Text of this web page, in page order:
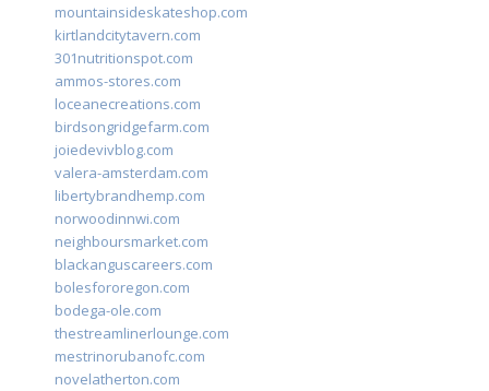
mountainsideskateshop.com
kirtlandcitytavern.com
301nutritionspot.com
ammos-stores.com
loceanecreations.com
birdsongridgefarm.com
joiedevivblog.com
valera-amsterdam.com
libertybrandhemp.com
norwoodinnwi.com
neighboursmarket.com
blackanguscareers.com
bolesfororegon.com
bodega-ole.com
thestreamlinerlounge.com
mestrinorubanofc.com
novelatherton.com